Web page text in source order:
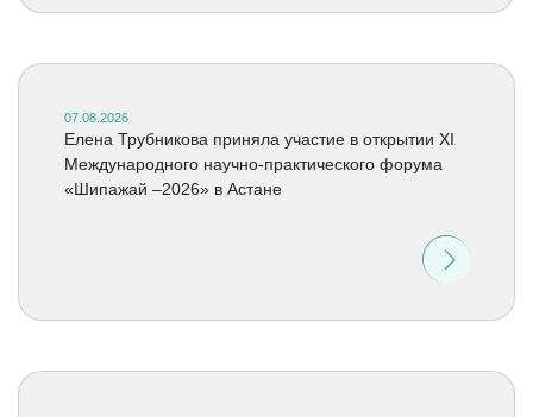
07.08.2026
Елена Трубникова приняла участие в открытии XI
Международного научно-практического форума
«Шипажай –2026» в Астане